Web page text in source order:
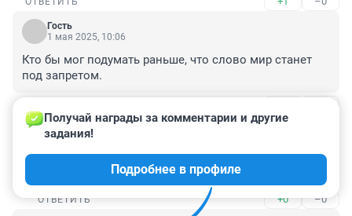
Гость
1 мая 2025, 10:06
Кто бы мог подумать раньше, что слово мир станет
под запретом.
Гость
И хороводы возле оперного тоже.
ОТВЕТИТЬ +0 –0
Получай награды за комментарии и другие
задания!
Подробнее в профиле